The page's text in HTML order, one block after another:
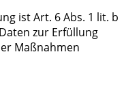
ist Art. 6 Abs. 1 lit. b
zur Erfüllung
Maßnahmen